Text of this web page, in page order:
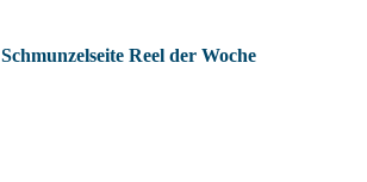
Schmunzelseite Reel der Woche